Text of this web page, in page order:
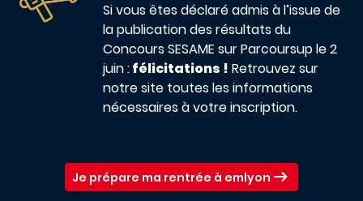
Si vous êtes déclaré admis à l’issue de
la publication des résultats du
Concours SESAME sur Parcoursup le 2
juin :félicitations ! Retrouvez sur
notre site toutes les informations
nécessaires à votre inscription.
Je prépare ma rentrée à emlyon